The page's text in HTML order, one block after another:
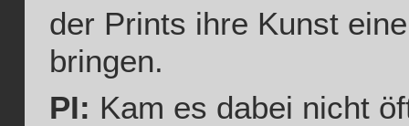
der Prints ihre Kunst
bringen.
PI: Kam es dabei nicht